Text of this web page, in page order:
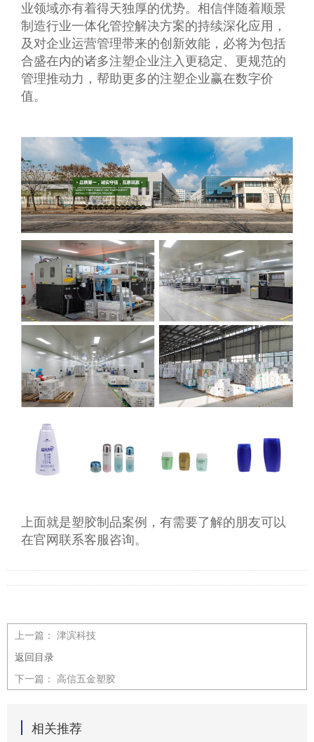
业领域亦有着得天独厚的优势。相信伴随着顺景
制造行业一体化管控解决方案的持续深化应用，
及对企业运营管理带来的创新效能，必将为包括
合盛在内的诸多注塑企业注入更稳定、更规范的
管理推动力，帮助更多的注塑企业赢在数字价
值。
上面就是塑胶制品案例，有需要了解的朋友可以
在官网联系客服咨询。
上一篇： 津滨科技
返回目录
下一篇： 高信五金塑胶
相关推荐